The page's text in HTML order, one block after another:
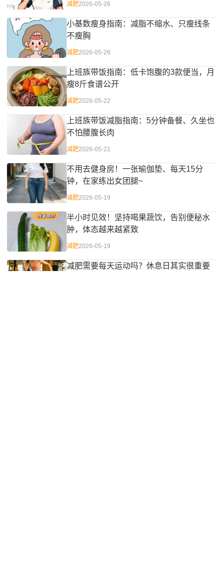
减肥2026-05-26
小基数瘦身指南：减脂不缩水、只瘦线条
不瘦胸
减肥2026-05-26
上班族带饭指南：低卡饱腹的3款便当，月
瘦8斤食谱公开
减肥2026-05-22
上班族带饭减脂指南：5分钟备餐、久坐也
不怕腰腹长肉
减肥2026-05-21
不用去健身房！一张瑜伽垫、每天15分
钟，在家练出女团腿~
减肥2026-05-19
半小时见效！坚持喝果蔬饮，告别便秘水
肿，体态越来越紧致
减肥2026-05-19
减肥需要每天运动吗？休息日其实很重要